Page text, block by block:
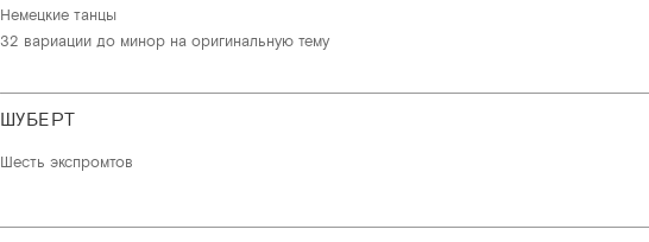
Немецкие танцы
32 вариации до минор на оригинальную тему
ШУБЕРТ
Шесть экспромтов